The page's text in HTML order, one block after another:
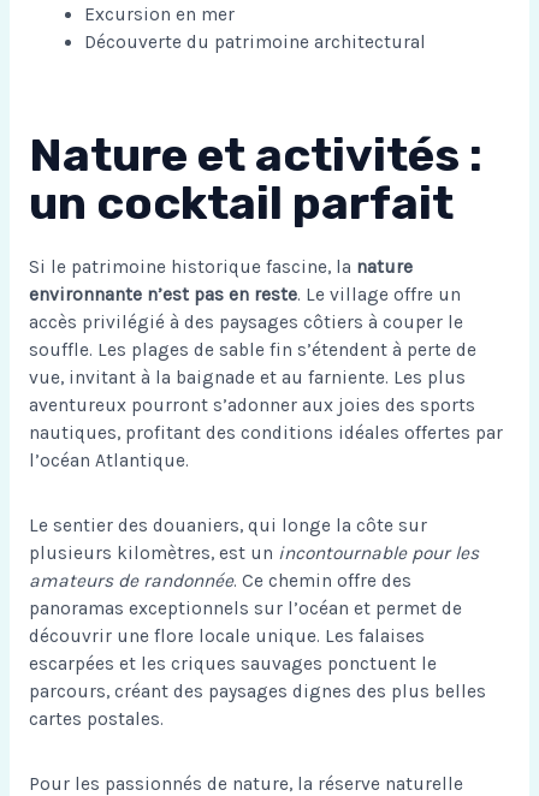
Excursion en mer
Découverte du patrimoine architectural
Nature et activités :
un cocktail parfait
Si le patrimoine historique fascine, la nature
environnante n’est pas en reste. Le village offre un
accès privilégié à des paysages côtiers à couper le
souffle. Les plages de sable fin s’étendent à perte de
vue, invitant à la baignade et au farniente. Les plus
aventureux pourront s’adonner aux joies des sports
nautiques, profitant des conditions idéales offertes par
l’océan Atlantique.
Le sentier des douaniers, qui longe la côte sur
plusieurs kilomètres, est un incontournable pour les
amateurs de randonnée. Ce chemin offre des
panoramas exceptionnels sur l’océan et permet de
découvrir une flore locale unique. Les falaises
escarpées et les criques sauvages ponctuent le
parcours, créant des paysages dignes des plus belles
cartes postales.
Pour les passionnés de nature, la réserve naturelle